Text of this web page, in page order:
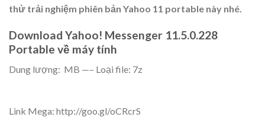
thử trải nghiệm phiên bản Yahoo 11 portable này nhé.
Download Yahoo! Messenger 11.5.0.228
Portable về máy tính
Dung lượng: MB —– Loại file: 7z
Link Mega: http://goo.gl/oCRcrS